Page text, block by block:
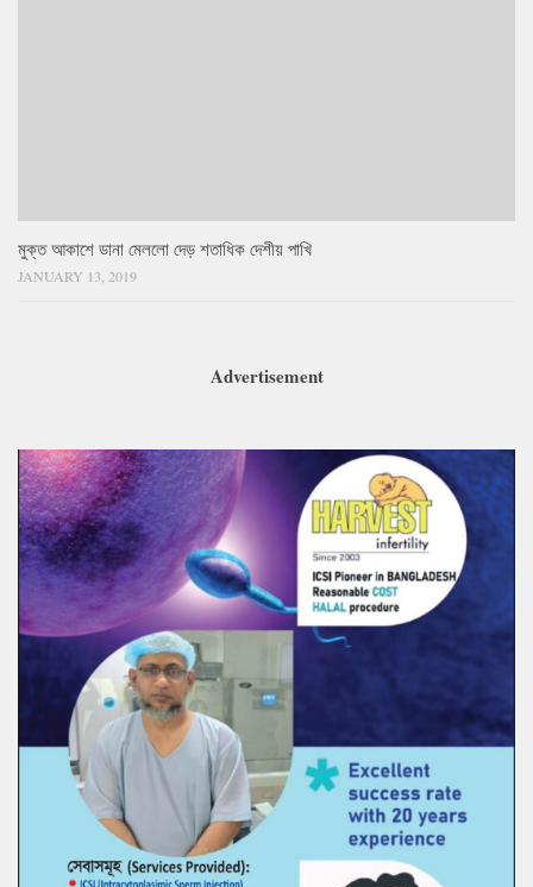
মুক্ত আকাশে ডানা মেললো দেড় শতাধিক দেশীয় পাখি
JANUARY 13, 2019
Advertisement